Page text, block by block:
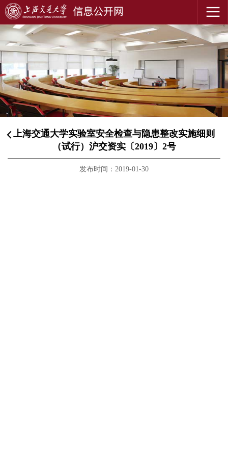
上海交通大学实验室安全检查与隐患整改实施细则
（试行）沪交资实〔2019〕2号
发布时间：2019-01-30